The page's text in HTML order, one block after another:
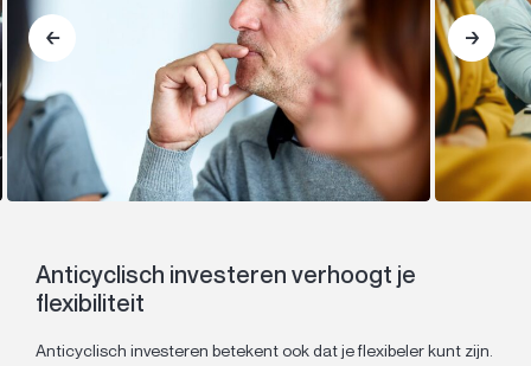
Anticyclisch investeren verhoogt je
flexibiliteit
Anticyclisch investeren betekent ook dat je flexibeler kunt zijn.